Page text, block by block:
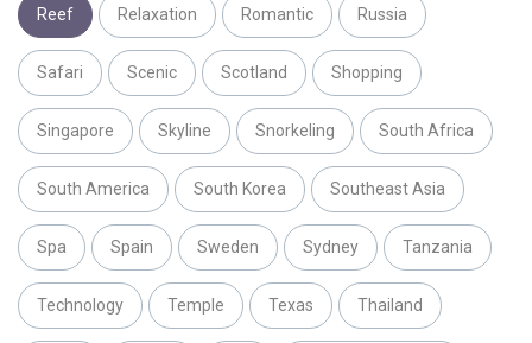
Reef Relaxation Romantic Russia
Safari Scenic Scotland Shopping
Singapore Skyline Snorkeling South Africa
South America South Korea Southeast Asia
Spa Spain Sweden Sydney Tanzania
Technology Temple Texas Thailand